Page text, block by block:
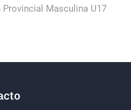
Provincial Masculina U17